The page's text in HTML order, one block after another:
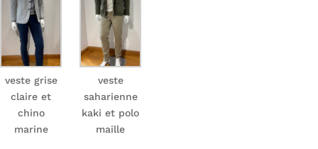
veste grise
claire et
chino
marine
veste
saharienne
kaki et polo
maille